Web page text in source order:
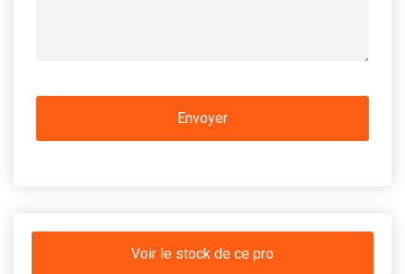
Voir le stock de ce pro